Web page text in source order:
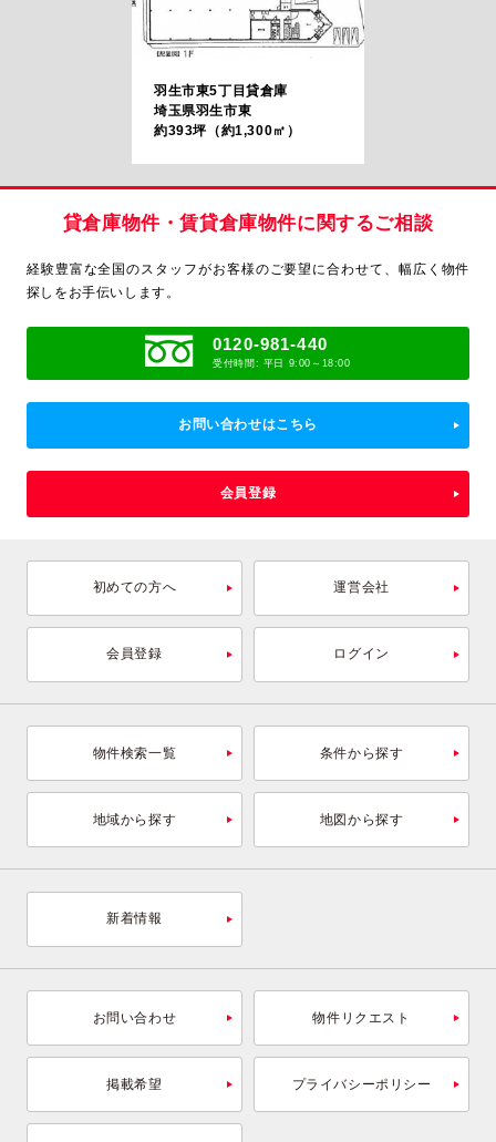
羽生市東5丁目貸倉庫
埼玉県羽生市東
約393坪（約1,300㎡）
貸倉庫物件・賃貸倉庫物件に関するご相談
経験豊富な全国のスタッフがお客様のご要望に合わせて、 幅広く物件
探しをお手伝いします。
0120-981-440
受付時間: 平日 9:00～18:00
お問い合わせはこちら
会員登録
初めての方へ 運営会社
会員登録 ログイン
物件検索一覧 条件から探す
地域から探す 地図から探す
新着情報
お問い合わせ 物件リクエスト
掲載希望 プライバシーポリシー